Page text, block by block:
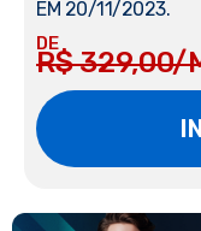
EM 20/11/2023.
DE
R$ 329,00/